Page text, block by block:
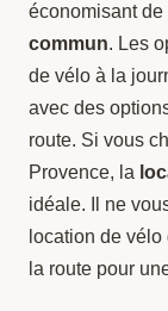
économisant
commun. Les
de vélo à la
avec des
route. Si vous
Provence, la
idéale. Il ne
location de
la route pour